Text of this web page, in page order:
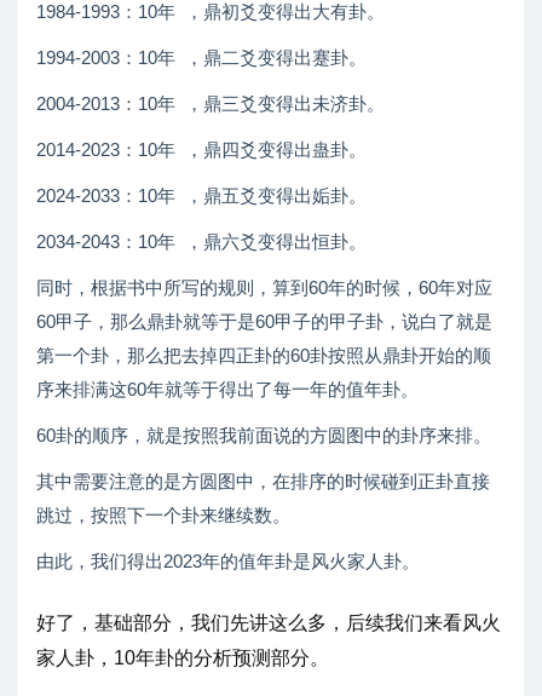
1984-1993：10年 ，鼎初爻变得出大有卦。
1994-2003：10年 ，鼎二爻变得出蹇卦。
2004-2013：10年 ，鼎三爻变得出未济卦。
2014-2023：10年 ，鼎四爻变得出蛊卦。
2024-2033：10年 ，鼎五爻变得出姤卦。
2034-2043：10年 ，鼎六爻变得出恒卦。
同时，根据书中所写的规则，算到60年的时候，60年对应
60甲子，那么鼎卦就等于是60甲子的甲子卦，说白了就是
第一个卦，那么把去掉四正卦的60卦按照从鼎卦开始的顺
序来排满这60年就等于得出了每一年的值年卦。
60卦的顺序，就是按照我前面说的方圆图中的卦序来排。
其中需要注意的是方圆图中，在排序的时候碰到正卦直接
跳过，按照下一个卦来继续数。
由此，我们得出2023年的值年卦是风火家人卦。
好了，基础部分，我们先讲这么多，后续我们来看风火
家人卦，10年卦的分析预测部分。